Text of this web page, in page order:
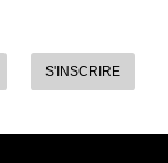
S'INSCRIRE